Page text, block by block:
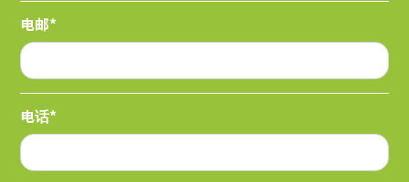
电邮*
电话*